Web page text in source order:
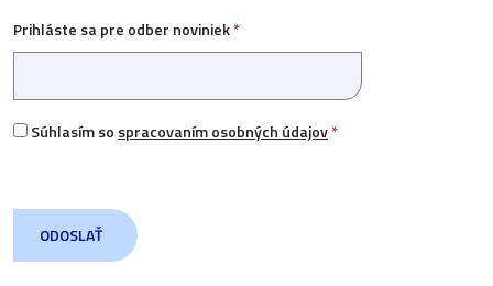
Prihláste sa pre odber noviniek*
Súhlasím so spracovaním osobných údajov*